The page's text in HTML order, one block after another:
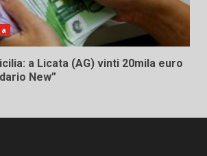
a Licata (AG) vinti 20mila euro
New”